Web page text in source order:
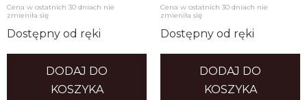
Cena w ostatnich 30 dniach nie
zmieniła się
Dostępny od ręki
DODAJ DO
KOSZYKA
Cena w ostatnich 30 dniach nie
zmieniła się
Dostępny od ręki
DODAJ DO
KOSZYKA